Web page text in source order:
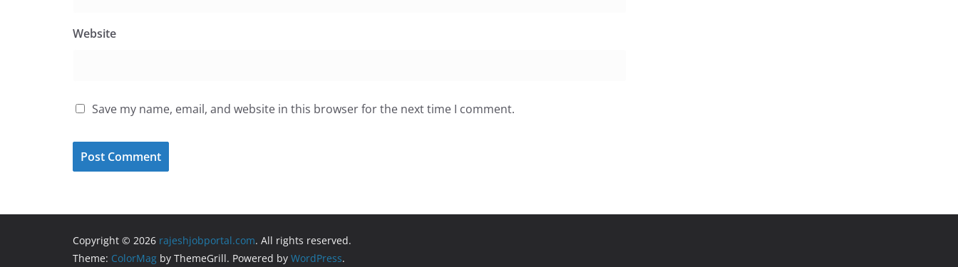
Website
Save my name, email, and website in this browser for the next time I comment.
Copyright © 2026 rajeshjobportal.com. All rights reserved.
Theme: ColorMag by ThemeGrill. Powered by WordPress.